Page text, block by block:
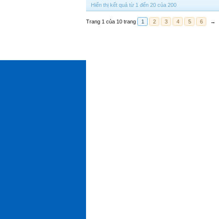
Hiển thị kết quả từ 1 đến 20 của 200
Trang 1 của 10 trang 1 2 3 4 5 6 →